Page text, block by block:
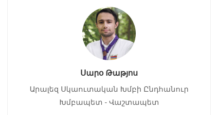
Սարօ Թաթյոս
Արալեզ Սկաուտական Խմբի Ընդհանուր
Խմբապետ - Վաշտապետ